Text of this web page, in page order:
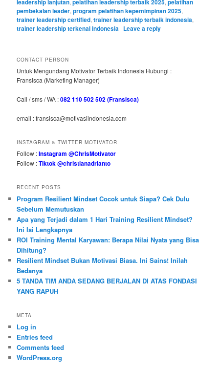
leadership lanjutan,pelatihan leadership terbaik 2025,pelatihan
pembekalan leader,program pelatihan kepemimpinan 2025,
trainer leadership certified,trainer leadership terbaik indonesia,
trainer leadership terkenal indonesia | Leave a reply
CONTACT PERSON
Untuk Mengundang Motivator Terbaik Indonesia Hubungi :
Fransisca (Marketing Manager)
Call / sms / WA :082 110 502 502 (Fransisca)
email : fransisca@motivasiindonesia.com
INSTAGRAM & TWITTER MOTIVATOR
Follow :Instagram @ChrisMotivator
Follow :Tiktok @christianadrianto
RECENT POSTS
Program Resilient Mindset Cocok untuk Siapa? Cek Dulu
Sebelum Memutuskan
Apa yang Terjadi dalam 1 Hari Training Resilient Mindset?
Ini Isi Lengkapnya
ROI Training Mental Karyawan: Berapa Nilai Nyata yang Bisa
Dihitung?
Resilient Mindset Bukan Motivasi Biasa. Ini Sains! Inilah
Bedanya
5 TANDA TIM ANDA SEDANG BERJALAN DI ATAS FONDASI
YANG RAPUH
META
Log in
Entries feed
Comments feed
WordPress.org